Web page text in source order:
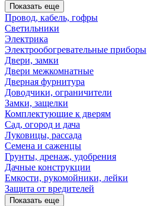
Показать еще
Провод, кабель, гофры
Светильники
Электрика
Электрообогревательные приборы
Двери, замки
Двери межкомнатные
Дверная фурнитура
Доводчики, ограничители
Замки, защелки
Комплектующие к дверям
Сад, огород и дача
Луковицы, рассада
Семена и саженцы
Грунты, дренаж, удобрения
Дачные конструкции
Емкости, рукомойники, лейки
Защита от вредителей
Показать еще